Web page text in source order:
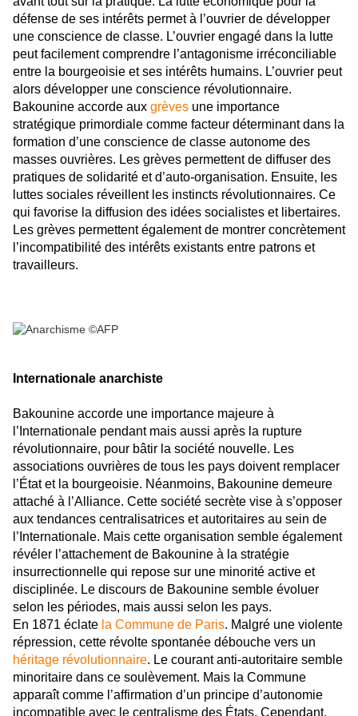
défense de ses intérêts permet à l’ouvrier de développer
une conscience de classe. L’ouvrier engagé dans la lutte
peut facilement comprendre l’antagonisme irréconciliable
entre la bourgeoisie et ses intérêts humains. L’ouvrier peut
alors développer une conscience révolutionnaire.
Bakounine accorde aux grèves une importance
stratégique primordiale comme facteur déterminant dans la
formation d’une conscience de classe autonome des
masses ouvrières. Les grèves permettent de diffuser des
pratiques de solidarité et d’auto-organisation. Ensuite, les
luttes sociales réveillent les instincts révolutionnaires. Ce
qui favorise la diffusion des idées socialistes et libertaires.
Les grèves permettent également de montrer concrètement
l’incompatibilité des intérêts existants entre patrons et
travailleurs.
Internationale anarchiste
Bakounine accorde une importance majeure à
l’Internationale pendant mais aussi après la rupture
révolutionnaire, pour bâtir la société nouvelle. Les
associations ouvrières de tous les pays doivent remplacer
l’État et la bourgeoisie. Néanmoins, Bakounine demeure
attaché à l’Alliance. Cette société secrète vise à s’opposer
aux tendances centralisatrices et autoritaires au sein de
l’Internationale. Mais cette organisation semble également
révéler l’attachement de Bakounine à la stratégie
insurrectionnelle qui repose sur une minorité active et
disciplinée. Le discours de Bakounine semble évoluer
selon les périodes, mais aussi selon les pays.
En 1871 éclate la Commune de Paris. Malgré une violente
répression, cette révolte spontanée débouche vers un
héritage révolutionnaire. Le courant anti-autoritaire semble
minoritaire dans ce soulèvement. Mais la Commune
apparaît comme l’affirmation d’un principe d’autonomie
incompatible avec le centralisme des États. Cependant,